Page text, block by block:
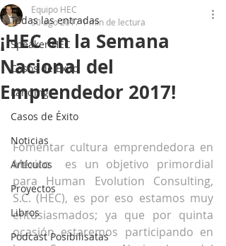
Todas las entradas
Speaker HEC
Casos de Éxito
Landing
Casos de Éxito
Noticias
Artículos
Proyectos
Libros
Podcast Posibilisatas
¡HEC en la Semana
Nacional del
Emprendedor 2017!
Equipo HEC
30 ago 2017 1 min de lectura
Fomentar cultura emprendedora en
México  es un objetivo primordial
para Human Evolution Consulting,
S.C. (HEC), es por eso estamos muy
entusiasmados; ya que por quinta
ocasión estaremos participando en